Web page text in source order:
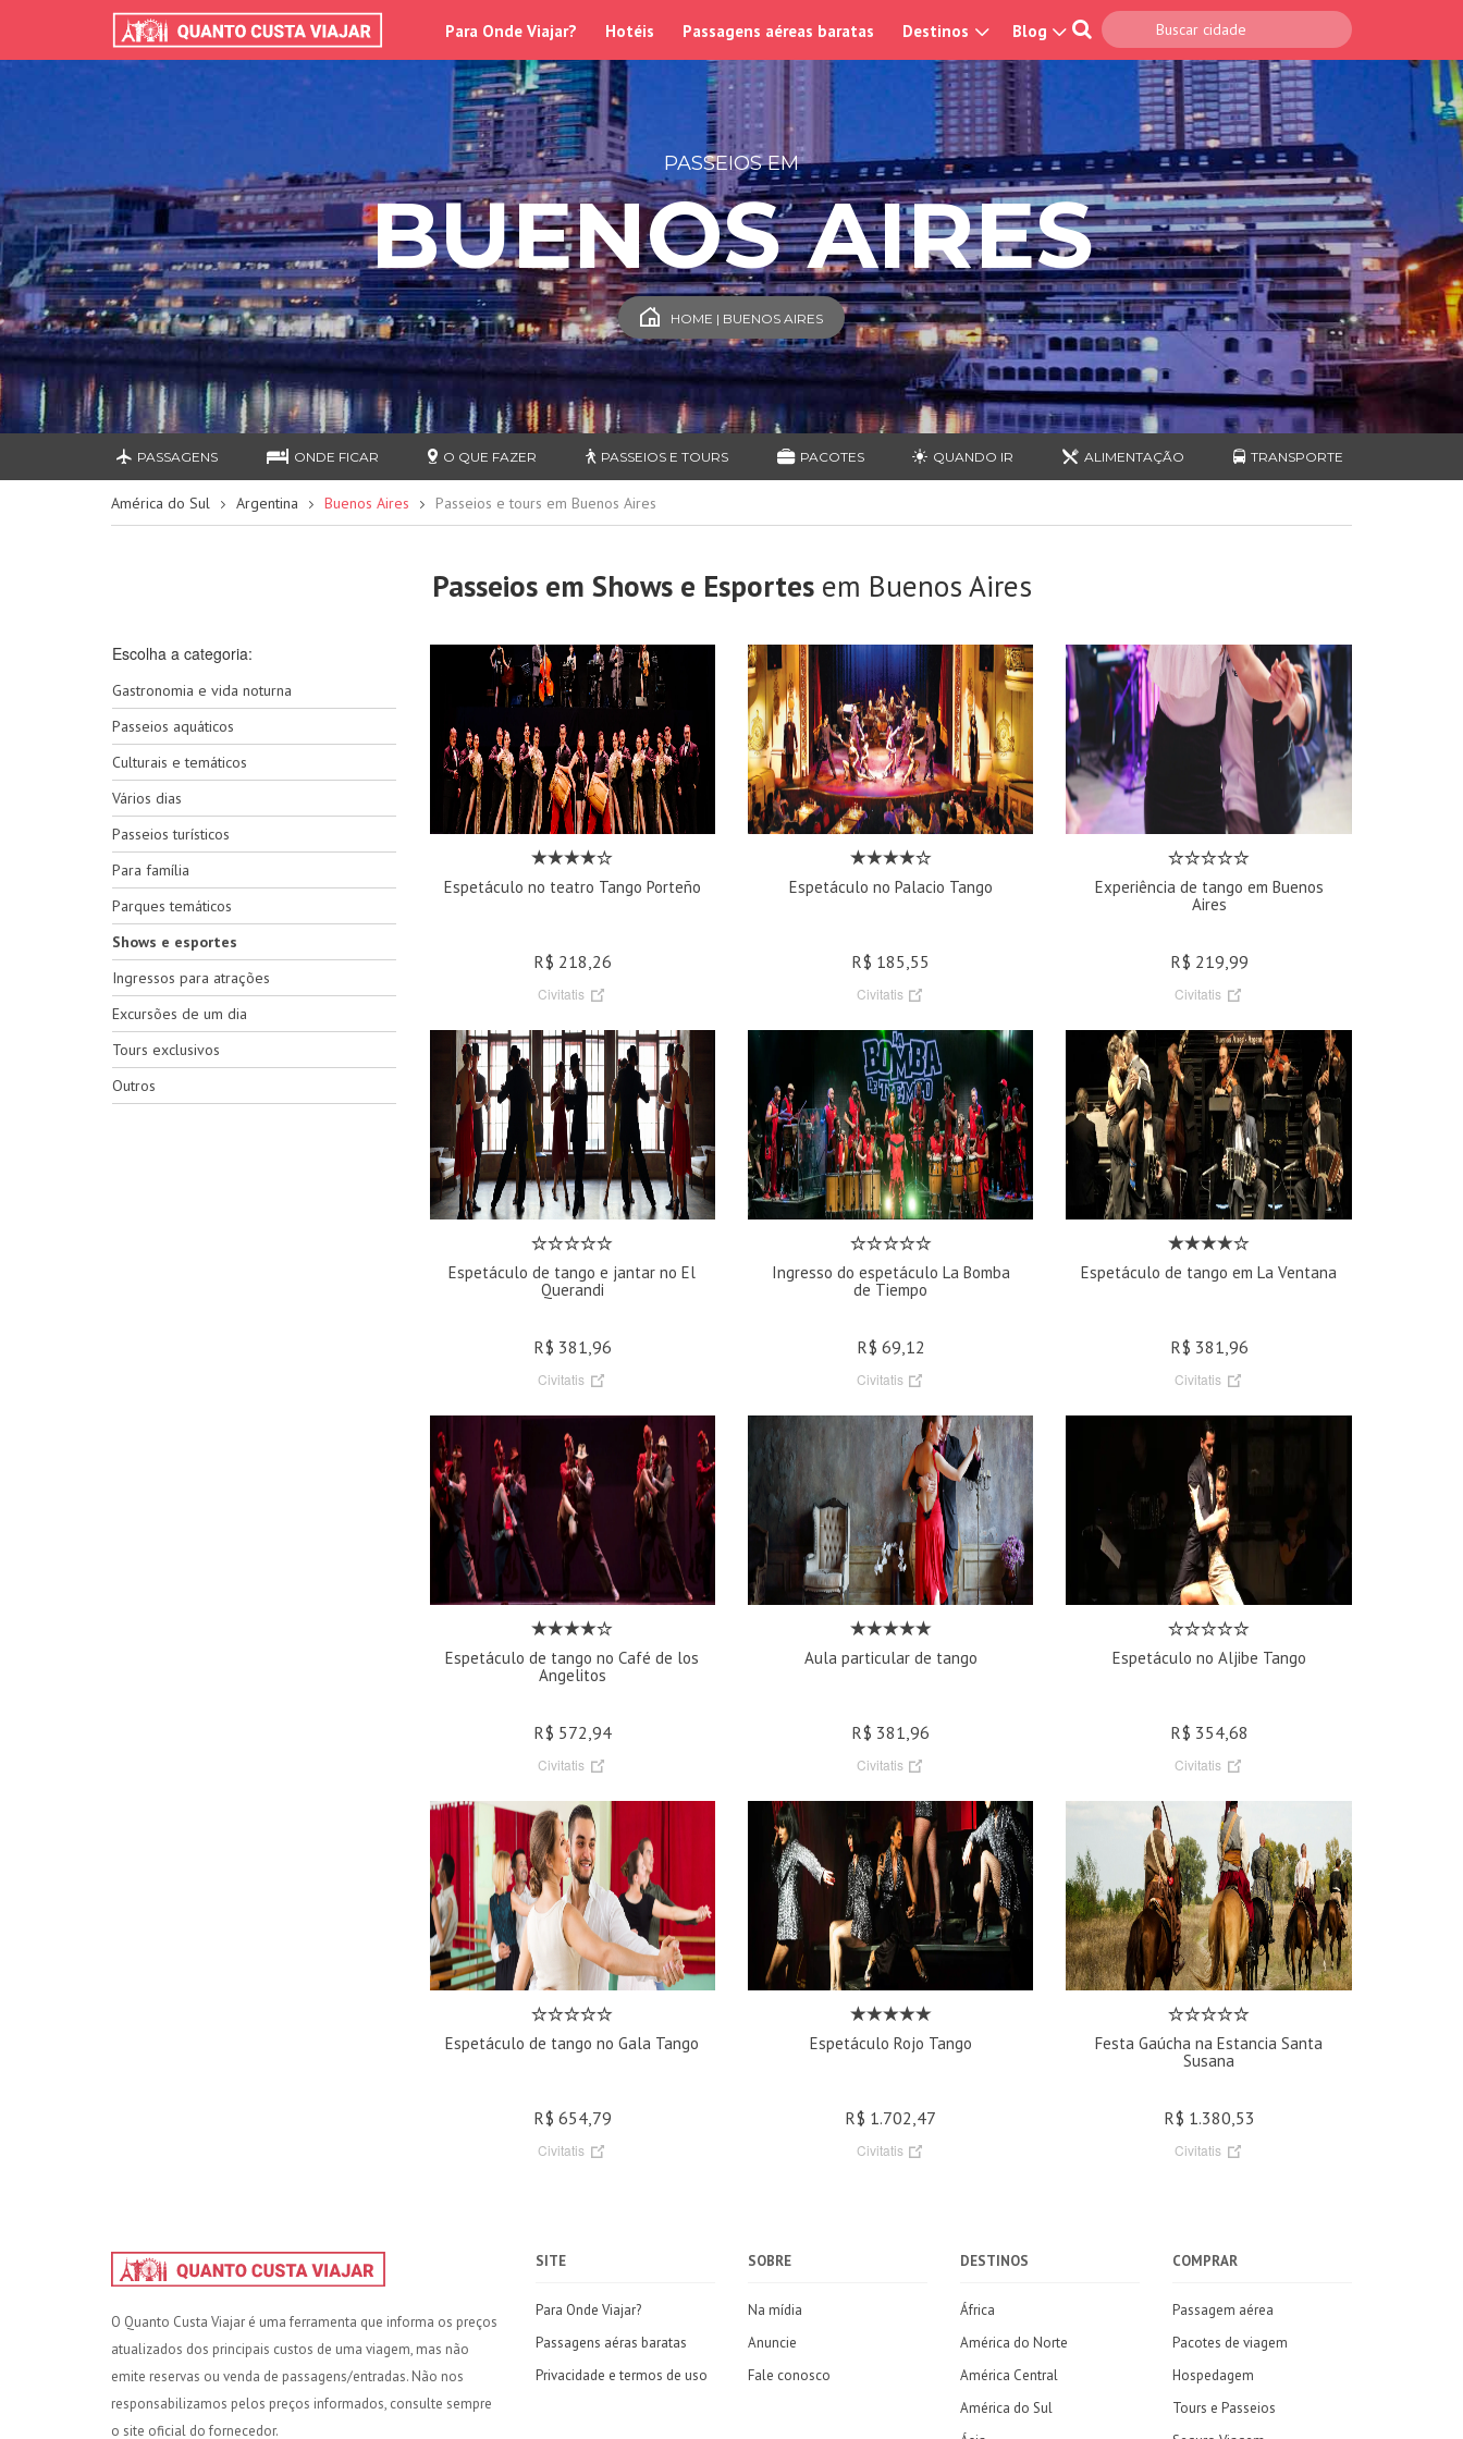
Para Onde Viajar? Hotéis Passagens aéreas baratas Destinos Blog
PASSEIOS EM
BUENOS AIRES
HOME | BUENOS AIRES
PASSAGENS ONDE FICAR O QUE FAZER PASSEIOS E TOURS PACOTES QUANDO IR ALIMENTAÇÃO TRANSPORTE
América do Sul Argentina Buenos Aires Passeios e tours em Buenos Aires
Passeios em Shows e Esportesem Buenos Aires
Escolha a categoria:
Gastronomia e vida noturna
Passeios aquáticos
Culturais e temáticos
Vários dias
Passeios turísticos
Para família
Parques temáticos
Shows e esportes
Ingressos para atrações
Excursões de um dia
Tours exclusivos
Outros
Espetáculo no teatro Tango Porteño
R$ 218,26
Civitatis
Espetáculo no Palacio Tango
R$ 185,55
Civitatis
Experiência de tango em Buenos
Aires
R$ 219,99
Civitatis
Espetáculo de tango e jantar no El
Querandi
R$ 381,96
Civitatis
Ingresso do espetáculo La Bomba
de Tiempo
R$ 69,12
Civitatis
Espetáculo de tango em La Ventana
R$ 381,96
Civitatis
Espetáculo de tango no Café de los
Angelitos
R$ 572,94
Civitatis
Aula particular de tango
R$ 381,96
Civitatis
Espetáculo no Aljibe Tango
R$ 354,68
Civitatis
Espetáculo de tango no Gala Tango
R$ 654,79
Civitatis
Espetáculo Rojo Tango
R$ 1.702,47
Civitatis
Festa Gaúcha na Estancia Santa
Susana
R$ 1.380,53
Civitatis
O Quanto Custa Viajar é uma ferramenta que informa os preços
atualizados dos principais custos de uma viagem, mas não
emite reservas ou venda de passagens/entradas. Não nos
responsabilizamos pelos preços informados, consulte sempre
o site oficial do fornecedor.
SITE
Para Onde Viajar?
Passagens aéras baratas
Privacidade e termos de uso
SOBRE
Na mídia
Anuncie
Fale conosco
DESTINOS
África
América do Norte
América Central
América do Sul
COMPRAR
Passagem aérea
Pacotes de viagem
Hospedagem
Tours e Passeios